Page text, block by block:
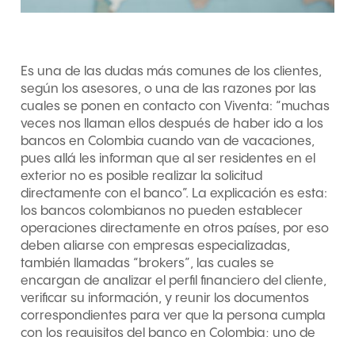
Es una de las dudas más comunes de los clientes,
según los asesores, o una de las razones por las
cuales se ponen en contacto con Viventa: “muchas
veces nos llaman ellos después de haber ido a los
bancos en Colombia cuando van de vacaciones,
pues allá les informan que al ser residentes en el
exterior no es posible realizar la solicitud
directamente con el banco”. La explicación es esta:
los bancos colombianos no pueden establecer
operaciones directamente en otros países, por eso
deben aliarse con empresas especializadas,
también llamadas “brokers”, las cuales se
encargan de analizar el perfil financiero del cliente,
verificar su información, y reunir los documentos
correspondientes para ver que la persona cumpla
con los requisitos del banco en Colombia; uno de